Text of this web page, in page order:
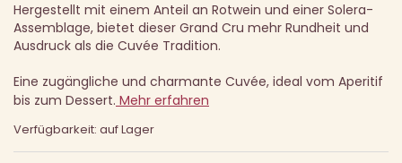
Hergestellt mit einem Anteil an Rotwein und einer Solera-
Assemblage, bietet dieser Grand Cru mehr Rundheit und
Ausdruck als die Cuvée Tradition.
Eine zugängliche und charmante Cuvée, ideal vom Aperitif
bis zum Dessert. Mehr erfahren
Verfügbarkeit: auf Lager